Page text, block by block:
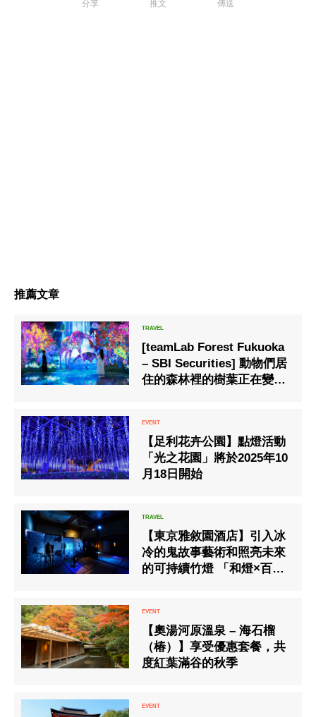
分享 推文 傳送
推薦文章
[teamLab Forest Fukuoka
– SBI Securities] 動物們居
住的森林裡的樹葉正在變
【足利花卉公園】點燈活動
「光之花園」將於2025年10
月18日開始
【東京雅敘園酒店】引入冰
冷的鬼故事藝術和照亮未來
的可持續竹燈 「和燈×百段
【奧湯河原溫泉 – 海石榴
（椿）】享受優惠套餐，共
度紅葉滿谷的秋季